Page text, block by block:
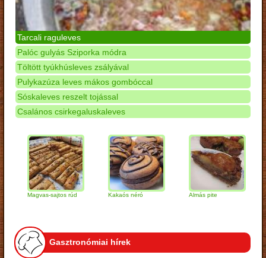
Tarcali raguleves
Palóc gulyás Sziporka módra
Töltött tyúkhúsleves zsályával
Pulykazúza leves mákos gombóccal
Sóskaleves reszelt tojással
Csalános csirkegaluskaleves
Magvas-sajtos rúd Kakaós néró Almás pite
Gasztronómiai hírek